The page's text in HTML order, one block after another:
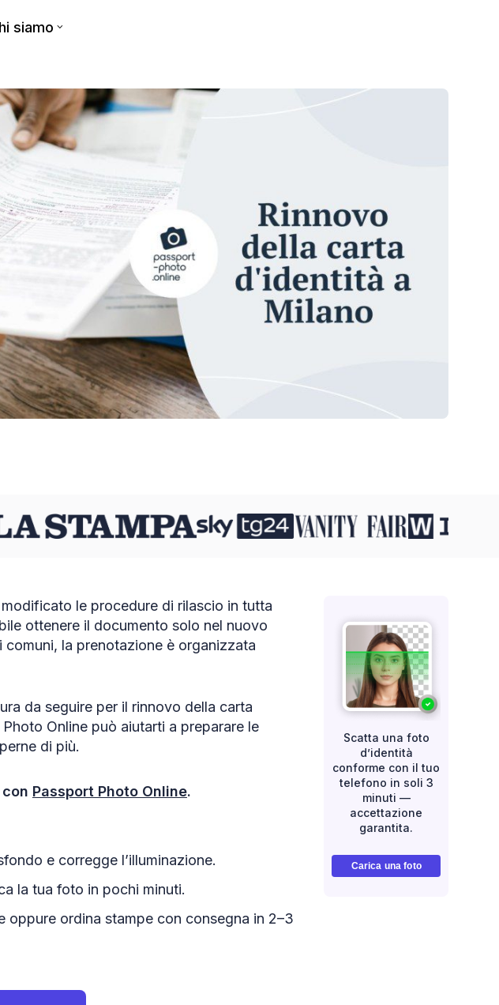
siamo
le procedure di rilascio in tutta
ottenere il documento solo nel nuovo
la prenotazione è organizzata
da seguire per il rinnovo della carta
Online può aiutarti a preparare le
di più.
Passport Photo Online.
e corregge l’illuminazione.
la tua foto in pochi minuti.
oppure ordina stampe con consegna in 2–3
Scatta una foto
d’identità
conforme con il tuo
telefono in soli 3
minuti —
accettazione
garantita.
Carica una foto